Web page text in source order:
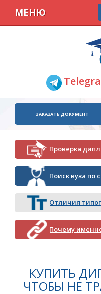
МЕНЮ
ЗАКАЗАТЬ ДОКУМЕНТ
Проверка
Поиск вуза по
Отличия
Почему
КУПИТЬ
ЧТОБЫ НЕ